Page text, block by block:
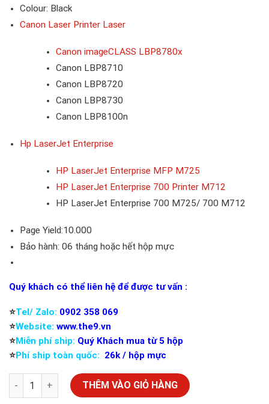
Colour: Black
Canon Laser Printer Laser
Canon imageCLASS LBP8780x
Canon LBP8710
Canon LBP8720
Canon LBP8730
Canon LBP8100n
Hp LaserJet Enterprise
HP LaserJet Enterprise MFP M725
HP LaserJet Enterprise 700 Printer M712
HP LaserJet Enterprise 700 M725/ 700 M712
Page Yield:10.000
Bảo hành: 06 tháng hoặc hết hộp mực
Quý khách có thể liên hệ để được tư vấn :
⭐️Tel/ Zalo: 0902 358 069
⭐️Website: www.the9.vn
⭐️Miễn phí ship: Quý Khách mua từ 5 hộp
⭐️Phí ship toàn quốc: 26k / hộp mực
THÊM VÀO GIỎ HÀNG